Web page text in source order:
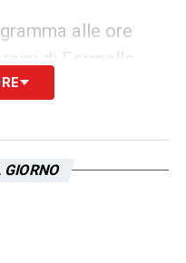
alle ore
di Formello,
eTommaso
GIORNO